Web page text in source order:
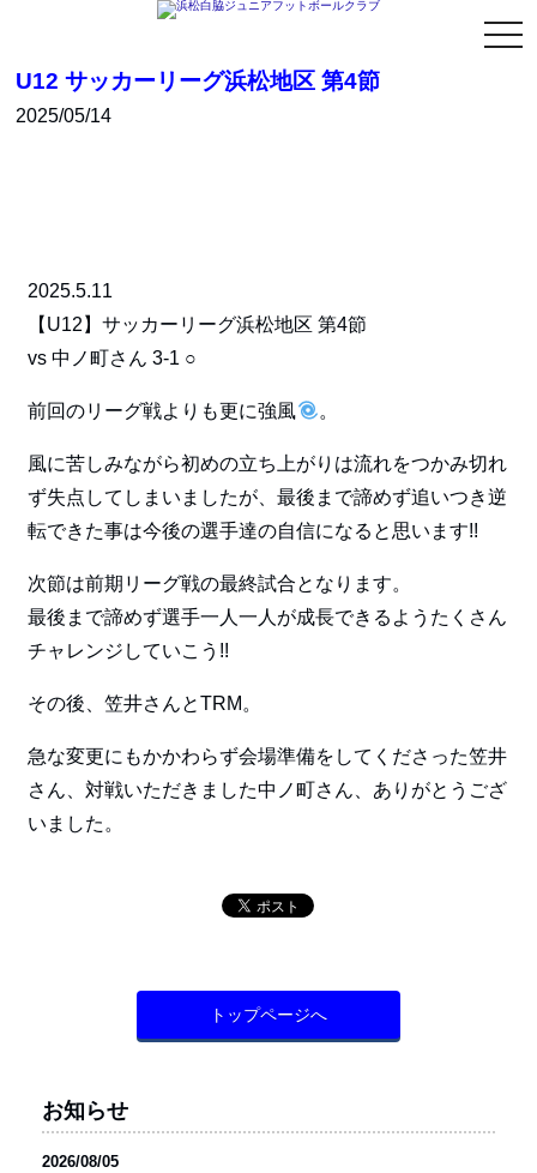
U12 サッカーリーグ浜松地区 第4節
2025/05/14
2025.5.11
【U12】サッカーリーグ浜松地区 第4節
vs 中ノ町さん 3-1 ○
前回のリーグ戦よりも更に強風 。
風に苦しみながら初めの立ち上がりは流れをつかみ切れ
ず失点してしまいましたが、最後まで諦めず追いつき逆
転できた事は今後の選手達の自信になると思います!!
次節は前期リーグ戦の最終試合となります。
最後まで諦めず選手一人一人が成長できるようたくさん
チャレンジしていこう!!
その後、笠井さんとTRM。
急な変更にもかかわらず会場準備をしてくださった笠井
さん、対戦いただきました中ノ町さん、ありがとうござ
いました。
トップページへ
お知らせ
2026/08/05